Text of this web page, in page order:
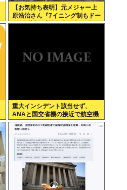
【お気持ち表明】元メジャー上
原浩治さん『7イニング制もドー
ムも反対。球児の生の声を聞
重大インシデント該当せず、
ANAと国交省機の接近で航空機
衝突防止装置（TCAS）の警報
が作動したトラブル、羽田空港
沖、全日空に通知